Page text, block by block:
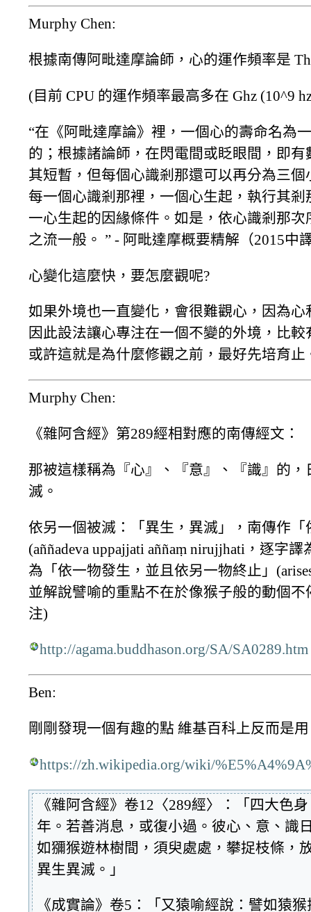
Murphy Chen:
根據南傳阿毗達摩論師，心的運作頻率是
(目前 CPU 的運作頻率最高多在 Ghz (10^9
“在《阿毗達摩論》裡，一個心的壽命名為
的；根據諸論師，在閃電間或眨眼間，即
其短暫，但每個心識剎那還可以再分為三
每一個心識剎那裡，一個心生起，執行其
一心生起的因緣條件。如是，依心識剎那
之流一般。 ” - 阿毗達摩概要精解（2015中
心變化這麼快，要怎麼觀呢?
如果外境也一直變化，會很難觀心，因為
因此設法讓心專注在一個不變的外境，比
或許這就是為什麼修觀之前，最好先培育止
Murphy Chen:
《雜阿含經》第289經相對應的南傳經文：
那被這樣稱為『心』、『意』、『識』的
滅。
依另一個被滅：「異生，異滅」，南傳作
(aññadeva uppajjati aññaṃ nirujjhati，逐字
為「依一物發生，並且依另一物終止」(arises
並解說譬喻的重點不在於像猴子般的動個
注)
http://agama.buddhason.org/SA/SA0289.htm
Ben:
剛剛發現一個有趣的點 維基百科上反而是
https://zh.wikipedia.org/wiki/
《雜阿含經》卷12〈289經〉：「四大色
年。若善消息，或復小過。彼心、意、識
如獼猴遊林樹間，須臾處處，攀捉枝條，
異生異滅。」
《成實論》卷5：「又猿喻經說：譬如猿